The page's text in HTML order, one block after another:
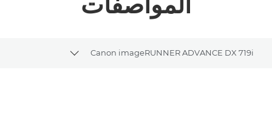
Canon imageRUNNER ADVANCE DX 719i
breadcrumbs